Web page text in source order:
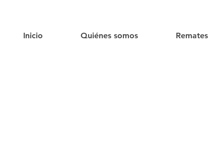
Inicio Quiénes somos Remates